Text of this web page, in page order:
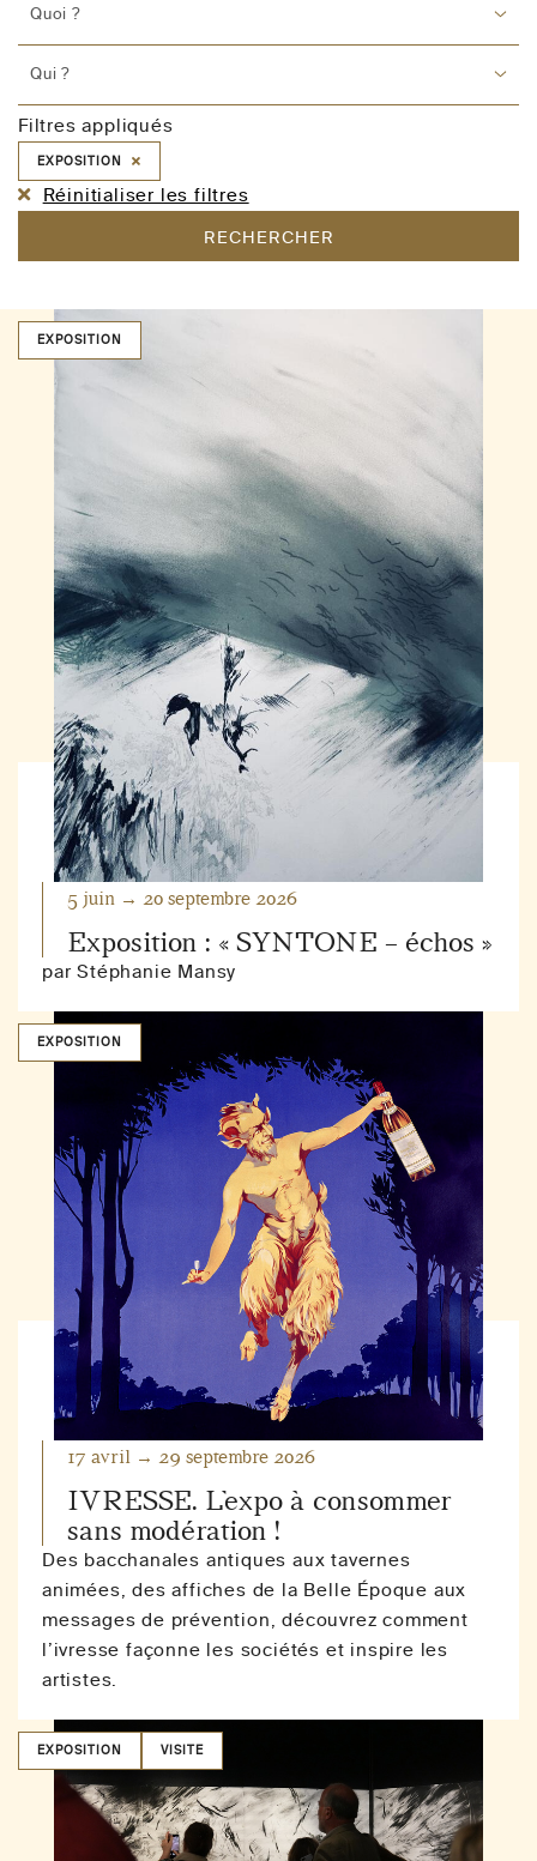
Quoi ?
Qui ?
Filtres appliqués
EXPOSITION
Réinitialiser les filtres
RECHERCHER
Exposition : « SYNTONE – échos »
5 juin → 20 septembre 2026
par Stéphanie Mansy
EXPOSITION
IVRESSE. L’expo à consommer
sans modération !
17 avril → 29 septembre 2026
Des bacchanales antiques aux tavernes
animées, des affiches de la Belle Époque aux
messages de prévention, découvrez comment
l’ivresse façonne les sociétés et inspire les
artistes.
EXPOSITION
EXPOSITION VISITE